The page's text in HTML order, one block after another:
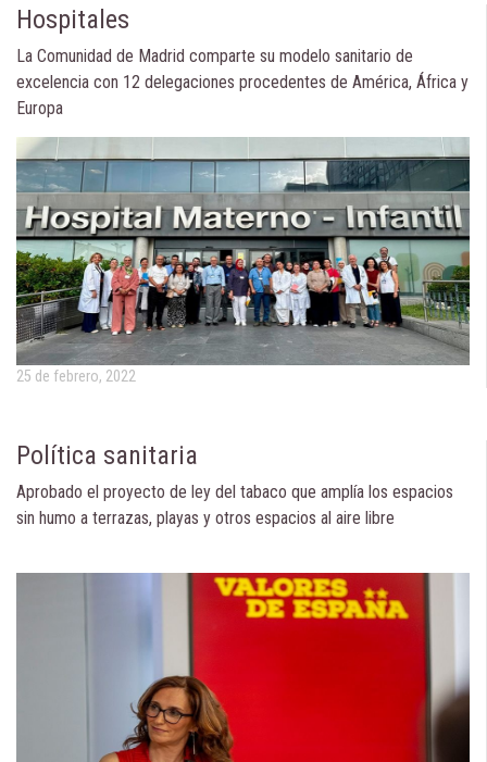
Hospitales
La Comunidad de Madrid comparte su modelo sanitario de
excelencia con 12 delegaciones procedentes de América, África y
Europa
25 de febrero, 2022
Política sanitaria
Aprobado el proyecto de ley del tabaco que amplía los espacios
sin humo a terrazas, playas y otros espacios al aire libre